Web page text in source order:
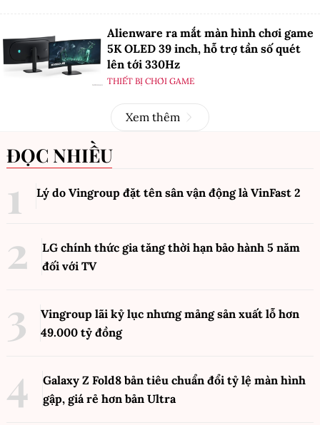
Alienware ra mắt màn hình chơi game
5K OLED 39 inch, hỗ trợ tần số quét
lên tới 330Hz
THIẾT BỊ CHƠI GAME
Xem thêm
ĐỌC NHIỀU
Lý do Vingroup đặt tên sân vận động là VinFast 2
LG chính thức gia tăng thời hạn bảo hành 5 năm
đối với TV
Vingroup lãi kỷ lục nhưng mảng sản xuất lỗ hơn
49.000 tỷ đồng
Galaxy Z Fold8 bản tiêu chuẩn đổi tỷ lệ màn hình
gập, giá rẻ hơn bản Ultra